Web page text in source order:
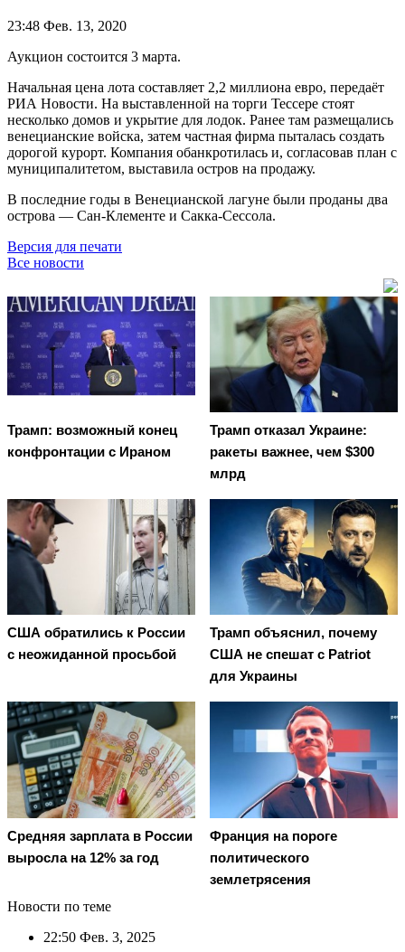
23:48 Фев. 13, 2020
Аукцион состоится 3 марта.
Начальная цена лота составляет 2,2 миллиона евро, передаёт
РИА Новости. На выставленной на торги Тессере стоят
несколько домов и укрытие для лодок. Ранее там размещались
венецианские войска, затем частная фирма пыталась создать
дорогой курорт. Компания обанкротилась и, согласовав план с
муниципалитетом, выставила остров на продажу.
В последние годы в Венецианской лагуне были проданы два
острова — Сан-Клементе и Сакка-Сессола.
Версия для печати
Все новости
Трамп: возможный конец
конфронтации с Ираном
Трамп отказал Украине:
ракеты важнее, чем $300
млрд
США обратились к России
с неожиданной просьбой
Трамп объяснил, почему
США не спешат с Patriot
для Украины
Средняя зарплата в России
выросла на 12% за год
Франция на пороге
политического
землетрясения
Новости по теме
22:50 Фев. 3, 2025